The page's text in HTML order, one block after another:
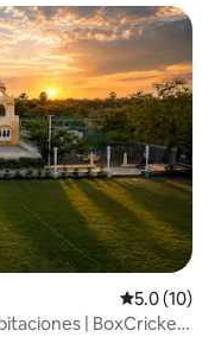
Calificación
5.0 (10)
| BoxCricket |